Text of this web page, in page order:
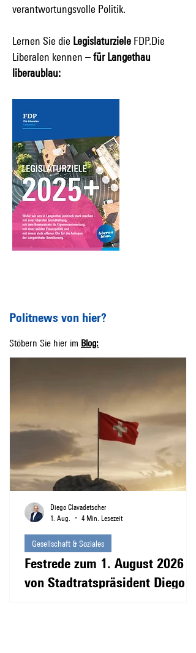
verantwortungsvolle Politik.
Lernen Sie die Legislaturziele FDP.Die
Liberalen kennen –für Langethau
liberaublau:
Politnews von hier?​
Stöbern Sie hier im Blog:
Festrede zum 1. August 2026
von Stadtratspräsident Diego
Gesellschaft & Soziales
Diego Clavadetscher
1. Aug.
4 Min. Lesezeit